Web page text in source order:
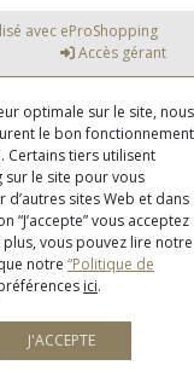
avec eProShopping
Accès gérant
optimale sur le site, nous
le bon fonctionnement
Certains tiers utilisent
sur le site pour vous
sites Web et dans
vous acceptez
vous pouvez lire notre
notre “Politique de
ici.
J'ACCEPTE